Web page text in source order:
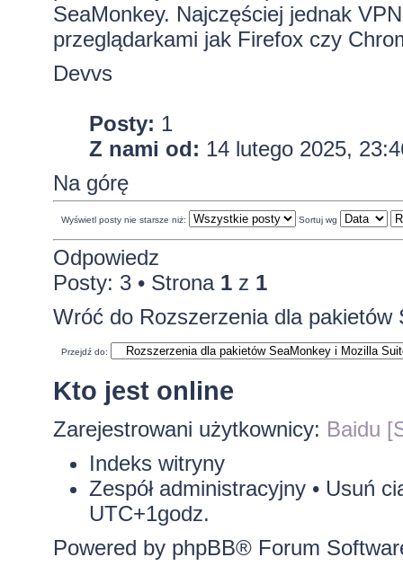
SeaMonkey. Najczęściej jednak
przeglądarkami jak Firefox czy
Devvs
Posty: 1
Z nami od: 14 lutego 2025,
Na górę
Wyświetl posty nie starsze niż: Sortuj wg
Odpowiedz
Posty: 3 • Strona 1z 1
Wróć do Rozszerzenia dla pakietów
Przejdź do:
Kto jest online
Zarejestrowani użytkownicy: Baidu
Indeks witryny
Zespół administracyjny• Usuń
UTC+1godz.
Powered by phpBB® Forum